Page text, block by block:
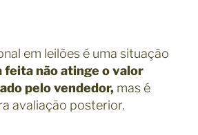
em leilões é uma situação
feita não atinge o valor
pelo vendedor, mas é
avaliação posterior.